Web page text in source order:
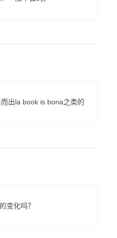
出la book is bona之类的
变化吗？